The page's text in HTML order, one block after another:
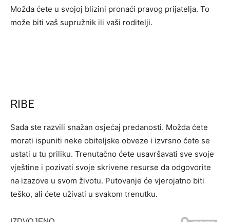
Možda ćete u svojoj blizini pronaći pravog prijatelja. To
može biti vaš supružnik ili vaši roditelji.
RIBE
Sada ste razvili snažan osjećaj predanosti. Možda ćete
morati ispuniti neke obiteljske obveze i izvrsno ćete se
ustati u tu priliku. Trenutačno ćete usavršavati sve svoje
vještine i pozivati ​​svoje skrivene resurse da odgovorite
na izazove u svom životu. Putovanje će vjerojatno biti
teško, ali ćete uživati ​​u svakom trenutku.